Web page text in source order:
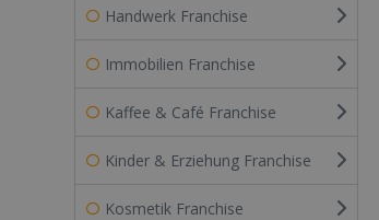
Handwerk Franchise
Immobilien Franchise
Kaffee & Café Franchise
Kinder & Erziehung Franchise
Kosmetik Franchise